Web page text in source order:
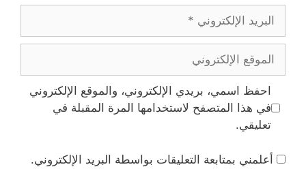
البريد
الإلكتروني
الموقع
الإلكتروني
احفظ اسمي، بريدي الإلكتروني، والموقع الإلكتروني
في هذا المتصفح لاستخدامها المرة المقبلة في
تعليقي.
أعلمني بمتابعة التعليقات بواسطة البريد الإلكتروني.